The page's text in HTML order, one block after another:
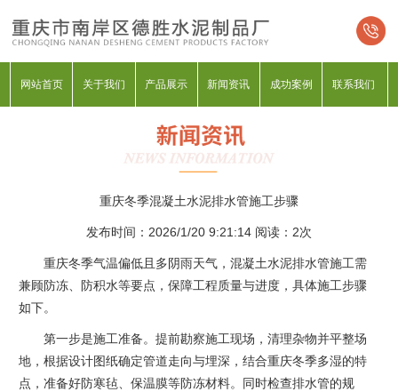
网站首页 关于我们 产品展示 新闻资讯 成功案例 联系我们
重庆冬季混凝土水泥排水管施工步骤
发布时间：2026/1/20 9:21:14 阅读： 2次
重庆冬季气温偏低且多阴雨天气，混凝土水泥排水管施工需
兼顾防冻、防积水等要点，保障工程质量与进度，具体施工步骤
如下。
第一步是施工准备。提前勘察施工现场，清理杂物并平整场
地，根据设计图纸确定管道走向与埋深，结合重庆冬季多湿的特
点，准备好防寒毡、保温膜等防冻材料。同时检查排水管的规